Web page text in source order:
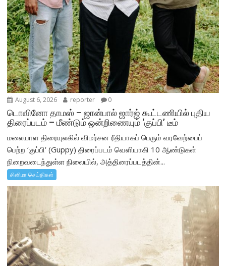
August 6, 2026 reporter 0
டொவினோ தாமஸ் – ஜான்பால் ஜார்ஜ் கூட்டணியில் புதிய
திரைப்படம் – மீண்டும் ஒன்றிணையும் ‘குப்பி’ டீம்
மலையாள திரையுலகில் விமர்சன ரீதியாகப் பெரும் வரவேற்பைப்
பெற்ற ‘குப்பி’ (Guppy) திரைப்படம் வெளியாகி 10 ஆண்டுகள்
நிறைவடைந்துள்ள நிலையில், அத்திரைப்படத்தின்...
சினிமா செய்திகள்